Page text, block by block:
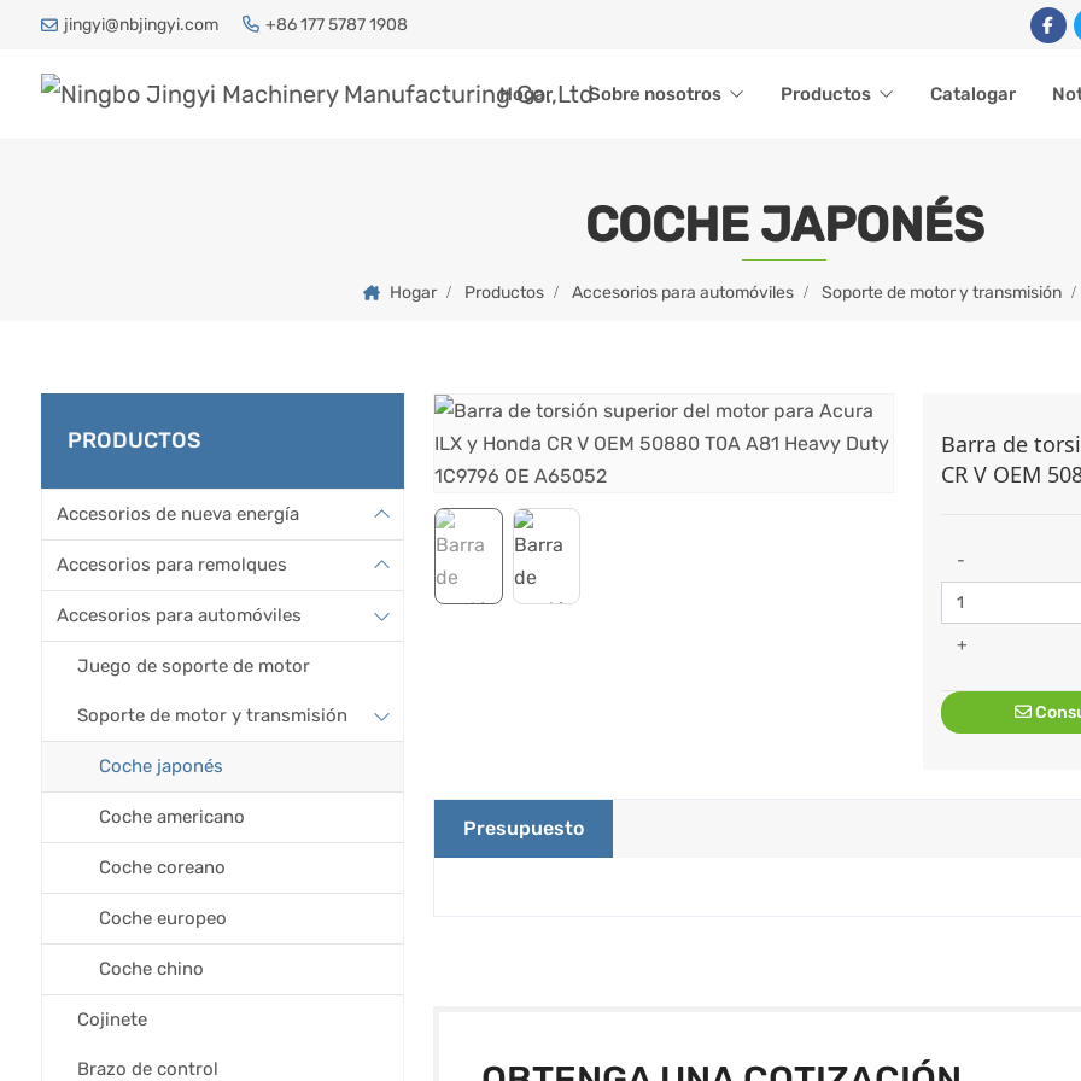
jingyi@nbjingyi.com +86 177 5787 1908
Hogar Sobre nosotros Productos Catalogar
COCHE JAPONÉS
Hogar Productos Accesorios para automóviles Soporte de motor y transmisión
Barra de
CR V OEM
-
+
Presupuesto
PRODUCTOS
Accesorios de nueva energía
Accesorios para remolques
Accesorios para automóviles
Juego de soporte de motor
Soporte de motor y transmisión
Coche japonés
Coche americano
Coche coreano
Coche europeo
Coche chino
Cojinete
Brazo de control